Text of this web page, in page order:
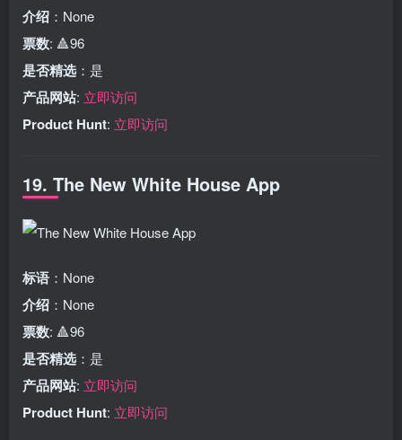
介绍 ：None
票数: 🔺96
是否精选 ：是
产品网站: 立即访问
Product Hunt: 立即访问
19. The New White House App
标语 ：None
介绍 ：None
票数: 🔺96
是否精选 ：是
产品网站: 立即访问
Product Hunt: 立即访问